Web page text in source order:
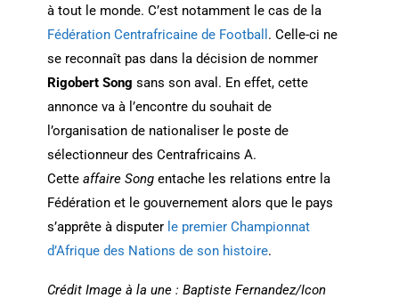
à tout le monde. C’est notamment le cas de la
Fédération Centrafricaine de Football . Celle-ci ne
se reconnaît pas dans la décision de nommer
Rigobert Song sans son aval. En effet, cette
annonce va à l’encontre du souhait de
l’organisation de nationaliser le poste de
sélectionneur des Centrafricains A.
Cette affaire Song entache les relations entre la
Fédération et le gouvernement alors que le pays
s’apprête à disputer le premier Championnat
d’Afrique des Nations de son histoire.
Crédit Image à la une : Baptiste Fernandez/Icon